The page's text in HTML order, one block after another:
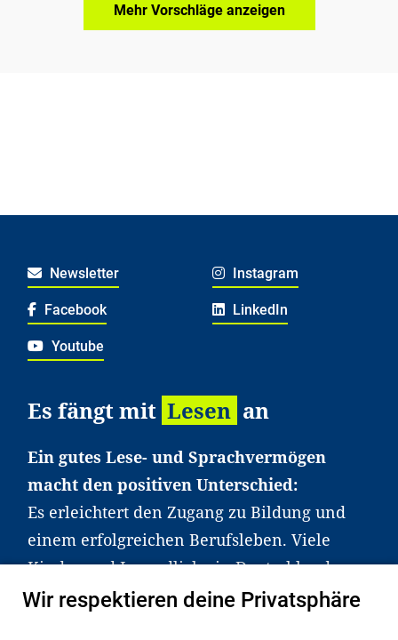
Mehr Vorschläge anzeigen
Newsletter Instagram
Facebook LinkedIn
Youtube
Es fängt mit Lesen an
Ein gutes Lese- und Sprachvermögen
macht den positiven Unterschied:
Es erleichtert den Zugang zu Bildung und
einem erfolgreichen Berufsleben. Viele
Kinder und Jugendliche in Deutschland
haben aber große Schwierigkeiten dabei.
Wir respektieren deine Privatsphäre